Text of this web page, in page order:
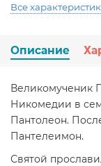
Все
Описание
Великомученик
Никомедии в
Пантолеон.
Пантелеимон.
Святой